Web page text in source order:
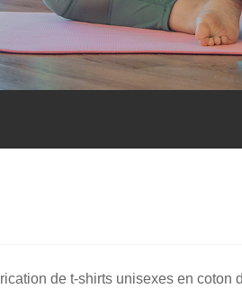
de t-shirts unisexes en